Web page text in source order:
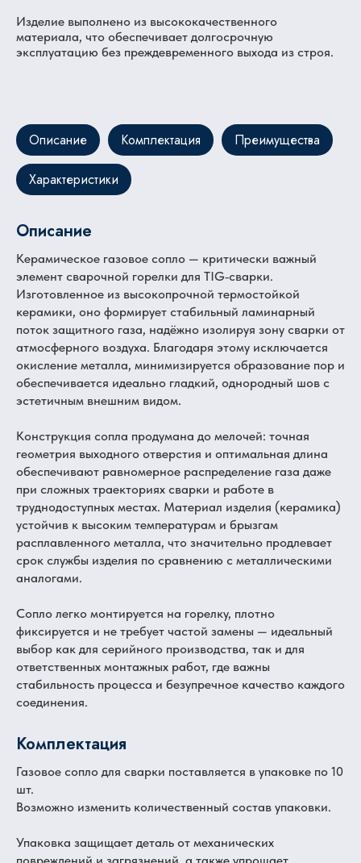
Изделие выполнено из высококачественного
материала, что обеспечивает долгосрочную
эксплуатацию без преждевременного выхода из строя.
Описание Комплектация Преимущества
Характеристики
Описание
Керамическое газовое сопло — критически важный
элемент сварочной горелки для TIG‑сварки.
Изготовленное из высокопрочной термостойкой
керамики, оно формирует стабильный ламинарный
поток защитного газа, надёжно изолируя зону сварки от
атмосферного воздуха. Благодаря этому исключается
окисление металла, минимизируется образование пор и
обеспечивается идеально гладкий, однородный шов с
эстетичным внешним видом.
Конструкция сопла продумана до мелочей: точная
геометрия выходного отверстия и оптимальная длина
обеспечивают равномерное распределение газа даже
при сложных траекториях сварки и работе в
труднодоступных местах. Материал изделия (керамика)
устойчив к высоким температурам и брызгам
расплавленного металла, что значительно продлевает
срок службы изделия по сравнению с металлическими
аналогами.
Сопло легко монтируется на горелку, плотно
фиксируется и не требует частой замены — идеальный
выбор как для серийного производства, так и для
ответственных монтажных работ, где важны
стабильность процесса и безупречное качество каждого
соединения.
Комплектация
Газовое сопло для сварки поставляется в упаковке по 10
шт.
Возможно изменить количественный состав упаковки.
Упаковка защищает деталь от механических